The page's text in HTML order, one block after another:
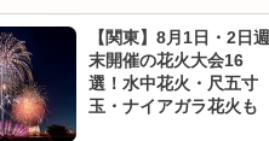
【関東】8月1日・2日週
末開催の花火大会16
選！水中花火・尺五寸
玉・ナイアガラ花火も